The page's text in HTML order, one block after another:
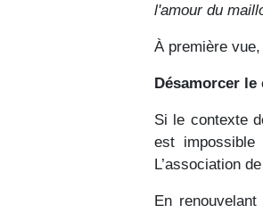
l'amour du
À première
Désamorcer
Si le contexte
est
L’association
En